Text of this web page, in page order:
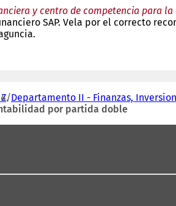
y centro de competencia para
SAP. Vela por el correcto
Departamento II - Finanzas,
por partida doble